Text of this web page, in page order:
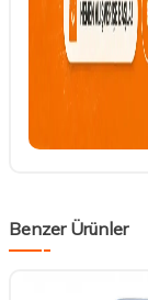
Benzer Ürünler